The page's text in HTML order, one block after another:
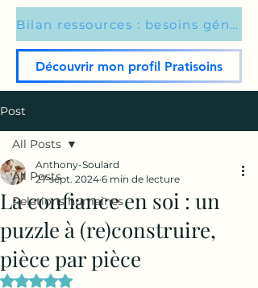
Découvrir mon profil Pratisoins
Bilan ressources : besoins généraux du moment
Post
All Posts
Relations humaines
All Posts
La confiance en soi : un
puzzle à (re)construire,
pièce par pièce
Anthony-Soulard
27 sept. 2024 6 min de lecture
Noté NaN étoiles sur 5.